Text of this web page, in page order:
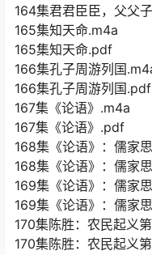
164集君君臣臣，父父
165集知天命.m4a
165集知天命.pdf
166集孔子周游列国
166集孔子周游列国.pdf
167集《论语》.m4a
167集《论语》.pdf
168集《论语》：儒家
168集《论语》：儒
169集《论语》：儒家
169集《论语》：儒
170集陈胜：农民起义
170集陈胜：农民起义